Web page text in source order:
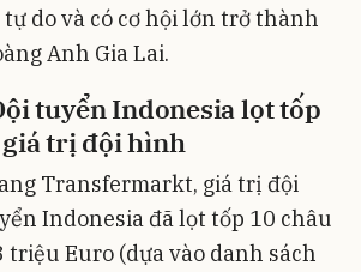
do và có cơ hội lớn trở thành
Anh Gia Lai.
tuyển Indonesia lọt tốp
giá trị đội hình
Transfermarkt, giá trị đội
Indonesia đã lọt tốp 10 châu
triệu Euro (dựa vào danh sách